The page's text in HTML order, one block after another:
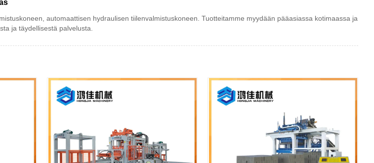
automaattisen hydraulisen tiilenvalmistuskoneen. Tuotteitamme myydään pääasiassa kotimaassa ja
ja täydellisestä palvelusta.